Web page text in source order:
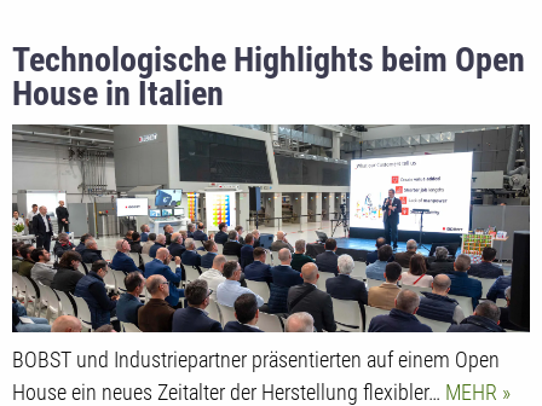
Technologische Highlights beim Open
House in Italien
BOBST und Industriepartner präsentierten auf einem Open
House ein neues Zeitalter der Herstellung flexibler… MEHR